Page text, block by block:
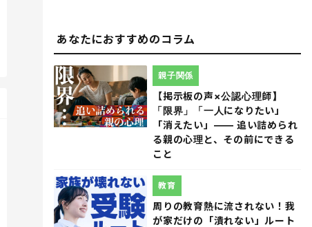
あなたにおすすめのコラム
【掲示板の声×公認心理師】
「限界」「一人になりたい」
「消えたい」―― 追い詰められ
る親の心理と、その前にできる
こと
親子関係
周りの教育熱に流されない！我
が家だけの「潰れない」ルート
教育